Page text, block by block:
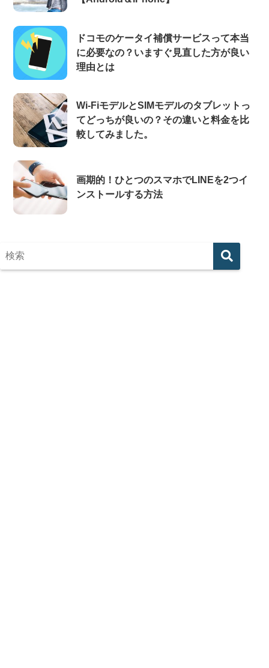
ドコモのケータイ補償サービスって本当
に必要なの？いますぐ見直した方が良い
理由とは
Wi-FiモデルとSIMモデルのタブレットっ
てどっちが良いの？その違いと料金を比
較してみました。
画期的！ひとつのスマホでLINEを2つイ
ンストールする方法